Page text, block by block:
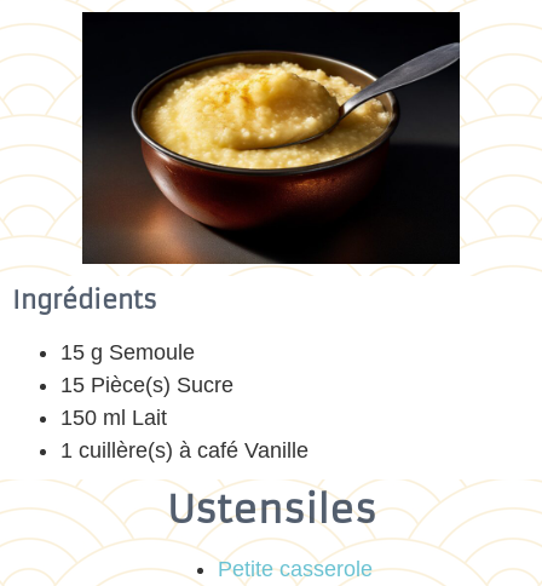
Ingrédients
15 g Semoule
15 Pièce(s) Sucre
150 ml Lait
1 cuillère(s) à café Vanille
Ustensiles
Petite casserole